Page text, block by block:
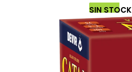
SIN STOCK